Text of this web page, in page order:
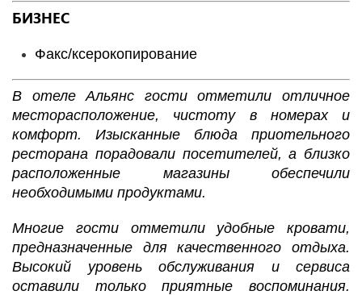
БИЗНЕС
Факс/ксерокопирование
В отеле Альянс
гости отметили отличное
месторасположение, чистоту в номерах и
комфорт. Изысканные блюда приотельного
ресторана порадовали посетителей, а близко
расположенные магазины обеспечили
необходимыми продуктами.
Многие гости отметили удобные кровати,
предназначенные для качественного отдыха.
Высокий уровень обслуживания и сервиса
оставили только приятные воспоминания.